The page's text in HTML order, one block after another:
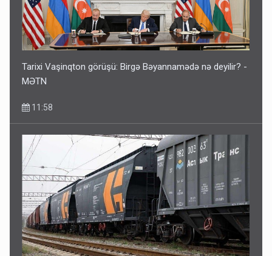
Tarixi Vaşinqton görüşü: Birgə Bəyannamədə nə deyilir? -
MƏTN
11:58